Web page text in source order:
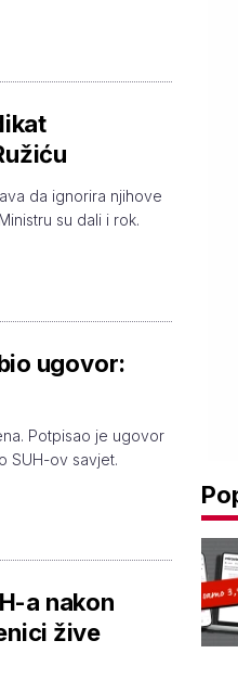
da ignorira njihove
su dali i rok.
ugovor:
Potpisao je ugovor
SUH-ov savjet.
a nakon
žive